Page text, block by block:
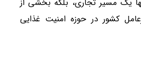
کشور در حوزه امنیت غذایی